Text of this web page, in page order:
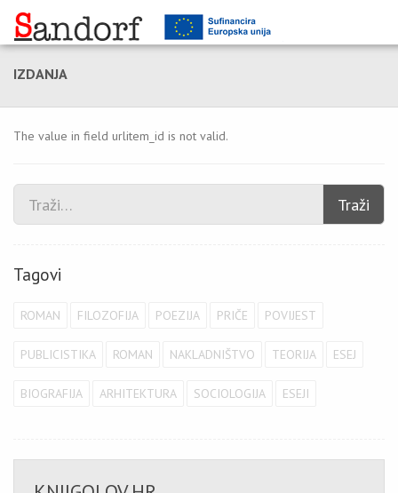
IZDANJA
The value in field urlitem_id is not valid.
Traži
Tagovi
ROMAN FILOZOFIJA POEZIJA PRIČE POVIJEST
PUBLICISTIKA ROMAN NAKLADNIŠTVO TEORIJA ESEJ
BIOGRAFIJA ARHITEKTURA SOCIOLOGIJA ESEJI